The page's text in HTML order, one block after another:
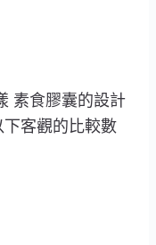
素食膠囊的設計
下客觀的比較數